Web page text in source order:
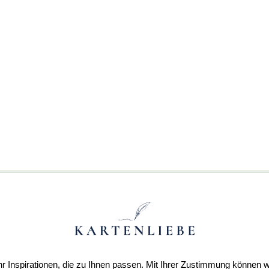
Inspirationen, die zu Ihnen passen. Mit Ihrer Zustimmung können